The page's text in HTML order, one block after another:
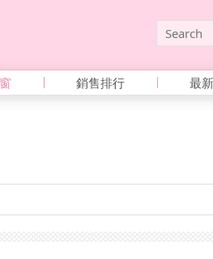
銷售排行 最